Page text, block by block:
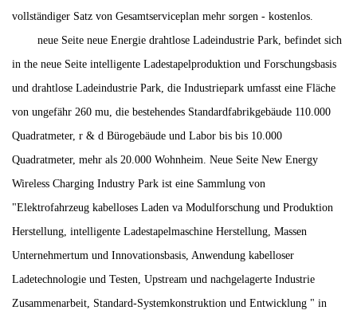
vollständiger Satz von Gesamtserviceplan mehr sorgen - kostenlos.
neue Seite neue Energie drahtlose Ladeindustrie Park, befindet sich
in the neue Seite intelligente Ladestapelproduktion und Forschungsbasis
und drahtlose Ladeindustrie Park, die Industriepark umfasst eine Fläche
von ungefähr 260 mu, die bestehendes Standardfabrikgebäude 110.000
Quadratmeter, r & d Bürogebäude und Labor bis bis 10.000
Quadratmeter, mehr als 20.000 Wohnheim. Neue Seite New Energy
Wireless Charging Industry Park ist eine Sammlung von
"Elektrofahrzeug kabelloses Laden va Modulforschung und Produktion
Herstellung, intelligente Ladestapelmaschine Herstellung, Massen
Unternehmertum und Innovationsbasis, Anwendung kabelloser
Ladetechnologie und Testen, Upstream und nachgelagerte Industrie
Zusammenarbeit, Standard-Systemkonstruktion und Entwicklung " in